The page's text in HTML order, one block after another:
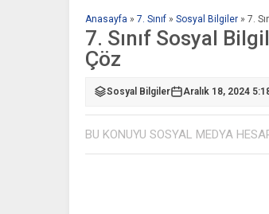
Anasayfa » 7. Sınıf » Sosyal Bilgiler » 7.
7. Sınıf Sosyal
Çöz
Sosyal Bilgiler Aralık 18, 2024
BU KONUYU SOSYAL MEDYA